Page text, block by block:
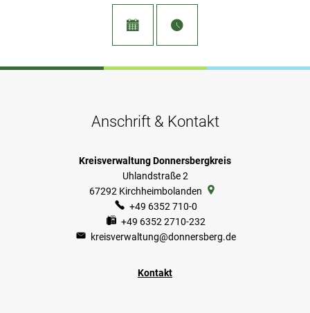
Anschrift & Kontakt
Kreisverwaltung Donnersbergkreis
Uhlandstraße 2
67292 Kirchheimbolanden
+49 6352 710-0
+49 6352 2710-232
kreisverwaltung@donnersberg.de
Kontakt